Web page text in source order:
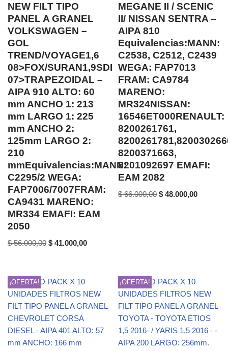
NEW FILT TIPO
PANEL A GRANEL
VOLKSWAGEN –
GOL
TREND/VOYAGE1,6
08>FOX/SURAN1,9SDI
07>TRAPEZOIDAL –
AIPA 910 ALTO: 60
mm ANCHO 1: 213
mm LARGO 1: 225
mm ANCHO 2:
125mm LARGO 2:
210
mmEquivalencias:MANN:
C2295/2 WEGA:
FAP7006/7007FRAM:
CA9431 MARENO:
MR334 EMAFI: EAM
2050
$56.000,00 $ 41.000,00
MEGANE II / SCENIC
II/ NISSAN SENTRA –
AIPA 810
Equivalencias:MANN:
C2538, C2512, C2439
WEGA: FAP7013
FRAM: CA9784
MARENO:
MR324NISSAN:
16546ET000RENAULT:
8200261761,
8200371663,
8201092697 EMAFI:
EAM 2082
$66.000,00 $ 48.000,00
¡OFERTA! ¡OFERTA!